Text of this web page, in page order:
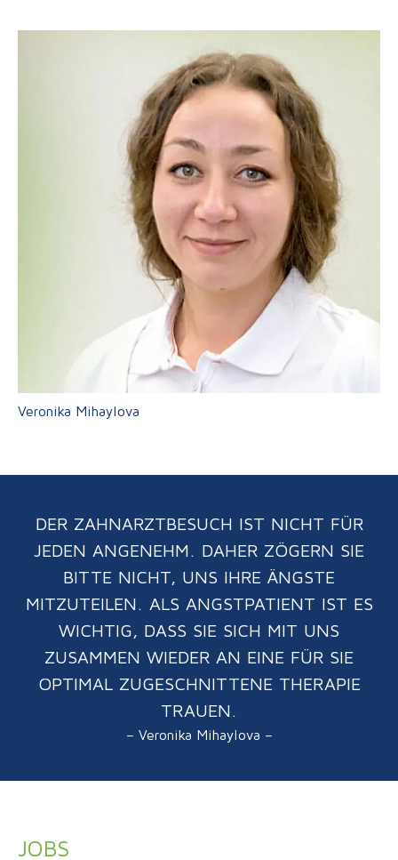
Veronika Mihaylova
DER ZAHNARZTBESUCH IST NICHT FÜR
JEDEN ANGENEHM. DAHER ZÖGERN SIE
BITTE NICHT, UNS IHRE ÄNGSTE
MITZUTEILEN. ALS ANGSTPATIENT IST ES
WICHTIG, DASS SIE SICH MIT UNS
ZUSAMMEN WIEDER AN EINE FÜR SIE
OPTIMAL ZUGESCHNITTENE THERAPIE
TRAUEN.
– Veronika Mihaylova –
JOBS